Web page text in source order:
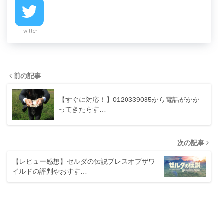
Twitter
前の記事
【すぐに対応！】0120339085から電話がかか
ってきたらす…
次の記事
【レビュー感想】ゼルダの伝説ブレスオブザワ
イルドの評判やおすす…